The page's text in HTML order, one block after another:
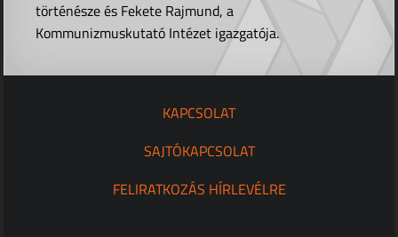
történésze és Fekete Rajmund, a
Kommunizmuskutató Intézet igazgatója.
KAPCSOLAT
SAJTÓKAPCSOLAT
FELIRATKOZÁS HÍRLEVÉLRE